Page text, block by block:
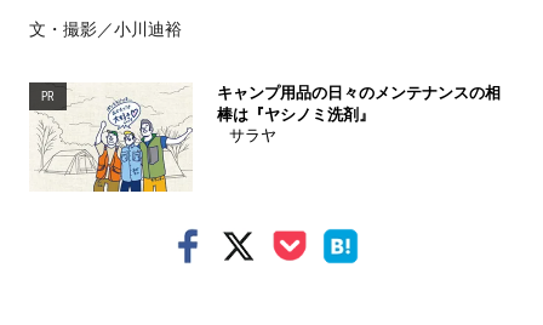
文・撮影／小川迪裕
PR
キャンプ用品の日々のメンテナンスの相
棒は『ヤシノミ洗剤』
サラヤ